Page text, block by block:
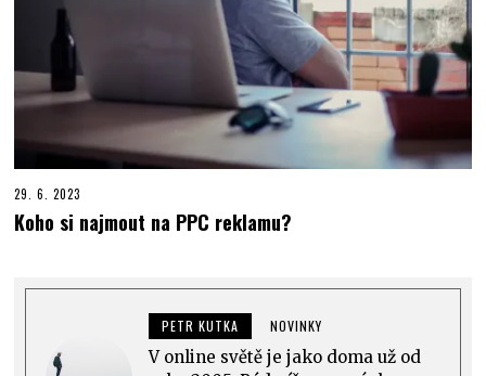
29. 6. 2023
Koho si najmout na PPC reklamu?
PETR KUTKA NOVINKY
V online světě je jako doma už od